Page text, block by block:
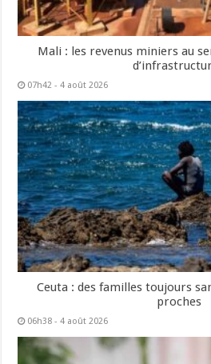
Mali : les revenus miniers au
07h42 - 4 août 2026
Ceuta : des familles toujours
proches
06h38 - 4 août 2026